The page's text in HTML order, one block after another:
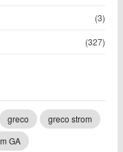
(3)
(327)
greco
greco strom
GA